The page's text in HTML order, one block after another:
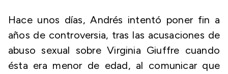
Hace unos días, Andrés intentó poner fin a
años de controversia, tras las acusaciones de
abuso sexual sobre Virginia Giuffre cuando
ésta era menor de edad, al comunicar que